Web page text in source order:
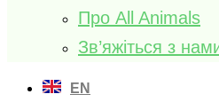
Про All Animals
Зв’яжіться з
EN